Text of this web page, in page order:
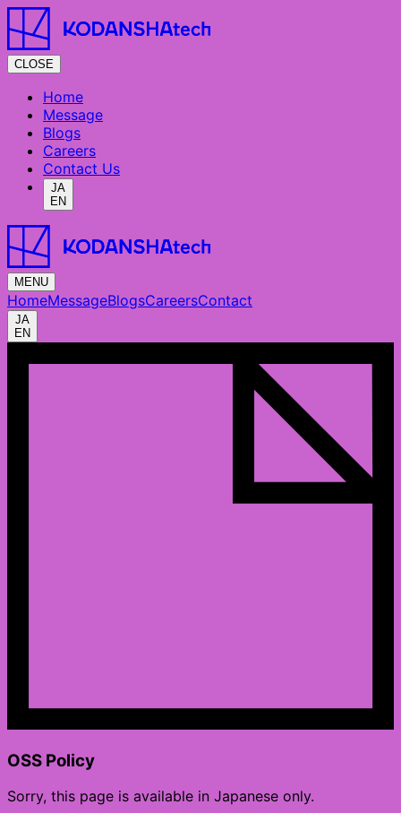
CLOSE
Home
Message
Blogs
Careers
Contact Us
JA
EN
MENU
HomeMessageBlogsCareersContact
JA
EN
OSS Policy
Sorry, this page is available in Japanese only.